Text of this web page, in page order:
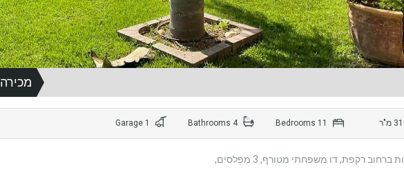
מכירה
4 Bathrooms
ברחוב רקפת, דו משפחתי מטורף, 3 מפלסים,